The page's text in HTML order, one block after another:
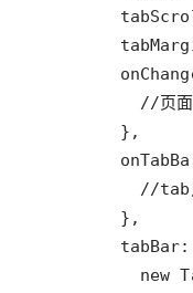
//页
//tab
tabBar
new